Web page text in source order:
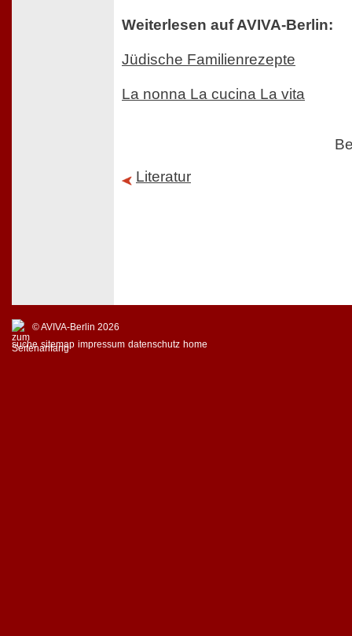
Weiterlesen auf AVIVA-Berlin:
Jüdische Familienrezepte
La nonna La cucina La vita
Literatur
© AVIVA-Berlin 2026
suche sitemap impressum datenschutz home